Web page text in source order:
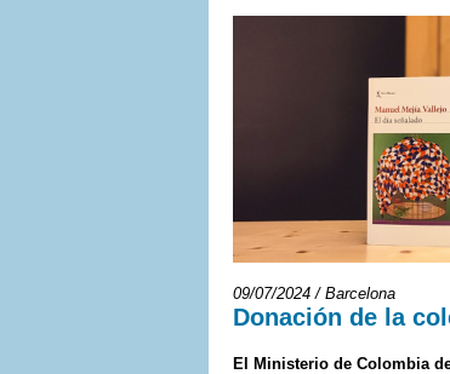
09/07/2024 / Barcelona
Donación de la
El Ministerio de Colombia